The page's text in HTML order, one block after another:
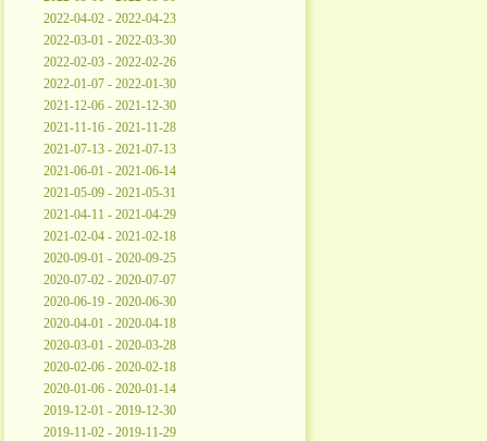
2022-04-02 - 2022-04-23
2022-03-01 - 2022-03-30
2022-02-03 - 2022-02-26
2022-01-07 - 2022-01-30
2021-12-06 - 2021-12-30
2021-11-16 - 2021-11-28
2021-07-13 - 2021-07-13
2021-06-01 - 2021-06-14
2021-05-09 - 2021-05-31
2021-04-11 - 2021-04-29
2021-02-04 - 2021-02-18
2020-09-01 - 2020-09-25
2020-07-02 - 2020-07-07
2020-06-19 - 2020-06-30
2020-04-01 - 2020-04-18
2020-03-01 - 2020-03-28
2020-02-06 - 2020-02-18
2020-01-06 - 2020-01-14
2019-12-01 - 2019-12-30
2019-11-02 - 2019-11-29